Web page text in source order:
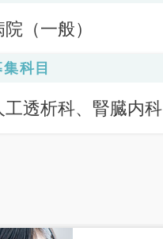
院（一般）
科目
工透析科、腎臓内科